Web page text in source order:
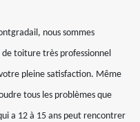
nous sommes
toiture très professionnel
pleine satisfaction. Même
tous les problèmes que
a 12 à 15 ans peut rencontrer